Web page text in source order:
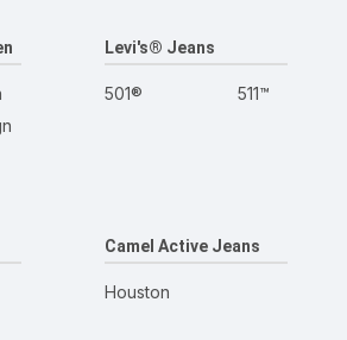
Levi's® Jeans
501® 511™
Camel Active Jeans
Houston